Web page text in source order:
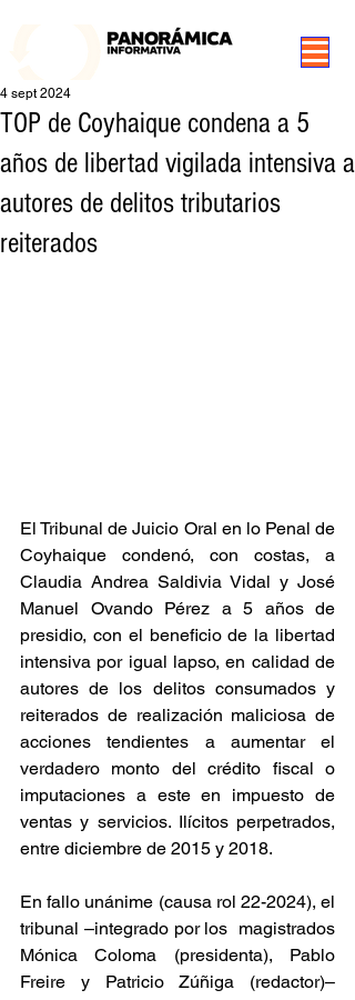
TOP de Coyhaique condena a 5
años de libertad vigilada intensiva a
autores de delitos tributarios
reiterados
4 sept 2024
El Tribunal de Juicio Oral en lo Penal de
Coyhaique condenó, con costas, a
Claudia Andrea Saldivia Vidal y José
Manuel Ovando Pérez a 5 años de
presidio, con el beneficio de la libertad
intensiva por igual lapso, en calidad de
autores de los delitos consumados y
reiterados de realización maliciosa de
acciones tendientes a aumentar el
verdadero monto del crédito fiscal o
imputaciones a este en impuesto de
ventas y servicios. Ilícitos perpetrados,
entre diciembre de 2015 y 2018.
En fallo unánime (causa rol 22-2024), el
tribunal –integrado por los  magistrados
Mónica Coloma (presidenta), Pablo
Freire y Patricio Zúñiga (redactor)–